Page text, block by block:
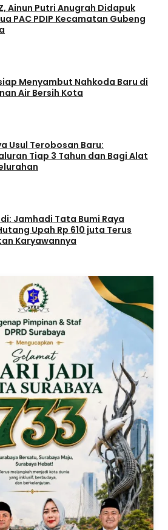
Ainun Putri Anugrah Didapuk
PAC PDIP Kecamatan Gubeng
Menyambut Nahkoda Baru di
Air Bersih Kota
Usul Terobosan Baru:
Tiap 3 Tahun dan Bagi Alat
Jamhadi Tata Bumi Raya
Upah Rp 610 juta Terus
Karyawannya